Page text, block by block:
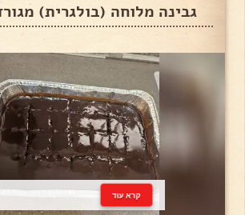
גבינה מלוחה (בולגרית)
קרא עוד